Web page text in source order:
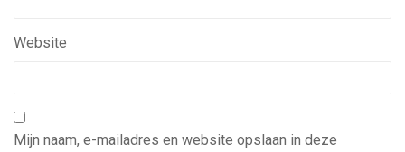
Website
Mijn naam, e-mailadres en website opslaan in deze